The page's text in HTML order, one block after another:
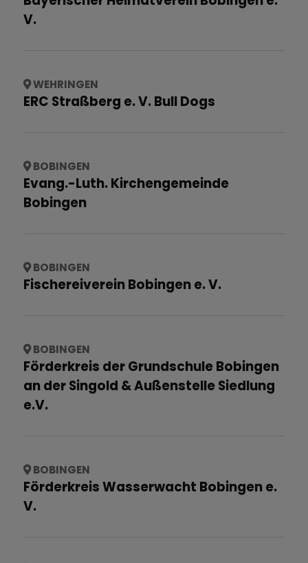
V.
WEHRINGEN
ERC Straßberg e. V. Bull Dogs
BOBINGEN
Evang.-Luth. Kirchengemeinde
Bobingen
BOBINGEN
Fischereiverein Bobingen e. V.
BOBINGEN
Förderkreis der Grundschule Bobingen
an der Singold & Außenstelle Siedlung
e.V.
BOBINGEN
Förderkreis Wasserwacht Bobingen e.
V.